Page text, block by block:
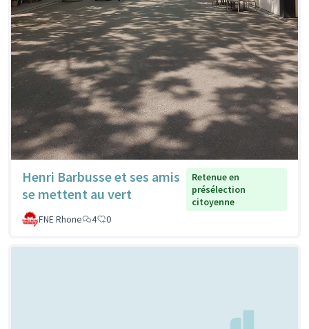
Henri Barbusse et ses amis
se mettent au vert
Retenue en
présélection
citoyenne
FNE Rhone
4 0